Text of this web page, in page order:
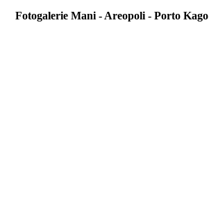
Fotogalerie Mani - Areopoli - Porto Kago